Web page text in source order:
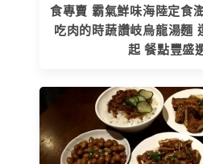
食專賣 霸氣鮮味海陸定食
吃肉的時蔬讚岐烏龍湯麵
起 餐點豐盛